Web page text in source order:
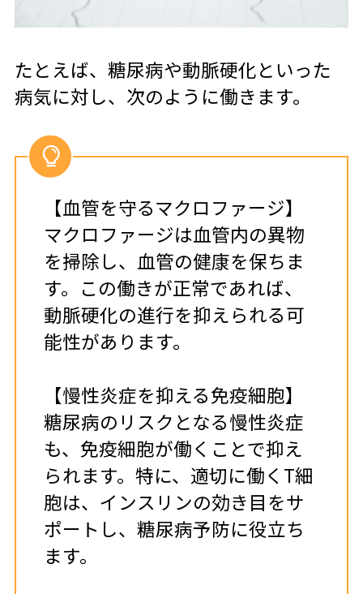
たとえば、糖尿病や動脈硬化といった
病気に対し、次のように働きます。
【血管を守るマクロファージ】
マクロファージは血管内の異物
を掃除し、血管の健康を保ちま
す。この働きが正常であれば、
動脈硬化の進行を抑えられる可
能性があります。
【慢性炎症を抑える免疫細胞】
糖尿病のリスクとなる慢性炎症
も、免疫細胞が働くことで抑え
られます。特に、適切に働くT細
胞は、インスリンの効き目をサ
ポートし、糖尿病予防に役立ち
ます。